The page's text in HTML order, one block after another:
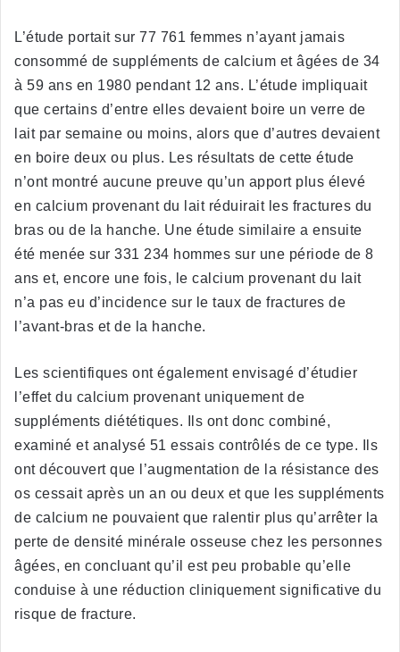
L’étude portait sur 77 761 femmes n’ayant jamais
consommé de suppléments de calcium et âgées de 34
à 59 ans en 1980 pendant 12 ans. L’étude impliquait
que certains d’entre elles devaient boire un verre de
lait par semaine ou moins, alors que d’autres devaient
en boire deux ou plus. Les résultats de cette étude
n’ont montré aucune preuve qu’un apport plus élevé
en calcium provenant du lait réduirait les fractures du
bras ou de la hanche. Une étude similaire a ensuite
été menée sur 331 234 hommes sur une période de 8
ans et, encore une fois, le calcium provenant du lait
n’a pas eu d’incidence sur le taux de fractures de
l’avant-bras et de la hanche.
Les scientifiques ont également envisagé d’étudier
l’effet du calcium provenant uniquement de
suppléments diététiques. Ils ont donc combiné,
examiné et analysé 51 essais contrôlés de ce type. Ils
ont découvert que l’augmentation de la résistance des
os cessait après un an ou deux et que les suppléments
de calcium ne pouvaient que ralentir plus qu’arrêter la
perte de densité minérale osseuse chez les personnes
âgées, en concluant qu’il est peu probable qu’elle
conduise à une réduction cliniquement significative du
risque de fracture.